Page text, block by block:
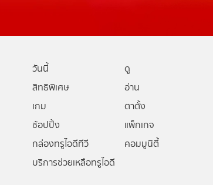
วันนี้
ดู
สิทธิพิเศษ
อ่าน
เกม
ตาตั้ง
ช้อปปิ้ง
แพ็กเกจ
กล่องทรูไอดีทีวี
คอมมูนิตี้
บริการช่วยเหลือทรูไอดี